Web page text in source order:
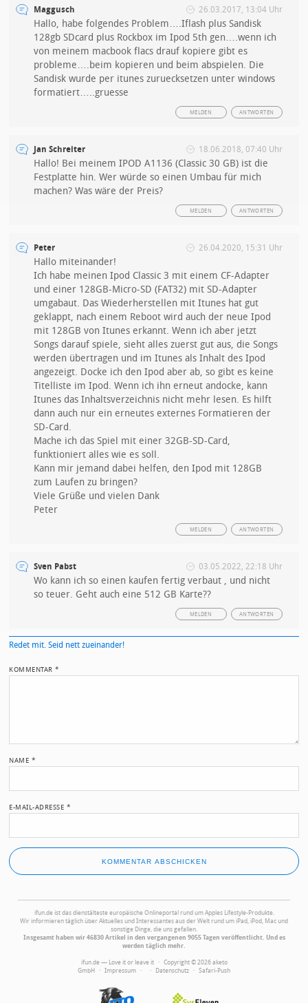
Maggusch 26.03.2017, 13:04 Uhr
Hallo, habe folgendes Problem….Iflash plus Sandisk
128gb SDcard plus Rockbox im Ipod 5th gen….wenn ich
von meinem macbook flacs drauf kopiere gibt es
probleme….beim kopieren und beim abspielen. Die
Sandisk wurde per itunes zuruecksetzen unter windows
formatiert…..gruesse
ANTWORTEN
MELDEN
Jan Schreiter 18.06.2018, 07:40 Uhr
Hallo! Bei meinem IPOD A1136 (Classic 30 GB) ist die
Festplatte hin. Wer würde so einen Umbau für mich
machen? Was wäre der Preis?
ANTWORTEN
MELDEN
Peter 26.04.2020, 15:31 Uhr
Hallo miteinander!
Ich habe meinen Ipod Classic 3 mit einem CF-Adapter
und einer 128GB-Micro-SD (FAT32) mit SD-Adapter
umgabaut. Das Wiederherstellen mit Itunes hat gut
geklappt, nach einem Reboot wird auch der neue Ipod
mit 128GB von Itunes erkannt. Wenn ich aber jetzt
Songs darauf spiele, sieht alles zuerst gut aus, die Songs
werden übertragen und im Itunes als Inhalt des Ipod
angezeigt. Docke ich den Ipod aber ab, so gibt es keine
Titelliste im Ipod. Wenn ich ihn erneut andocke, kann
Itunes das Inhaltsverzeichnis nicht mehr lesen. Es hilft
dann auch nur ein erneutes externes Formatieren der
SD-Card.
Mache ich das Spiel mit einer 32GB-SD-Card,
funktioniert alles wie es soll.
Kann mir jemand dabei helfen, den Ipod mit 128GB
zum Laufen zu bringen?
Viele Grüße und vielen Dank
Peter
ANTWORTEN
MELDEN
Sven Pabst 03.05.2022, 22:18 Uhr
Wo kann ich so einen kaufen fertig verbaut , und nicht
so teuer. Geht auch eine 512 GB Karte??
ANTWORTEN
MELDEN
Redet mit. Seid nett zueinander!
KOMMENTAR*
NAME *
E-MAIL-ADRESSE *
ifun.de ist das dienstälteste europäische Onlineportal rund um Apples Lifestyle-Produkte.
Wir informieren täglich über Aktuelles und Interessantes aus der Welt rund um iPad, iPod, Mac und
sonstige Dinge, die uns gefallen.
Insgesamt haben wir 46830 Artikel in den vergangenen 9055 Tagen veröffentlicht. Und es
werden täglich mehr.
ifun.de — Love it or leave it · Copyright © 2026 aketo
GmbH · Impressum · · Datenschutz · Safari-Push